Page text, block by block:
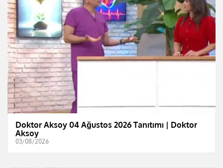
Doktor Aksoy 04 Ağustos 2026 Tanıtımı | Doktor
Aksoy
03/08/2026